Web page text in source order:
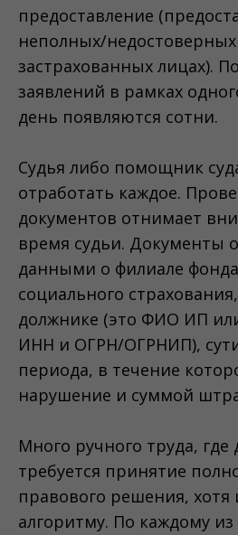
предоставление
неполных/
застрахованных лицах).
заявлений в рамках
день появляются сотни.
Судья либо помощник
отработать каждое.
документов отнимает
время судьи. Документы
данными о филиале
социального
должнике (это ФИО ИП
ИНН и ОГРН/ОГРНИП),
периода, в течение
нарушение и суммой
Много ручного труда, где
требуется принятие
правового решения,
алгоритму. По каждому